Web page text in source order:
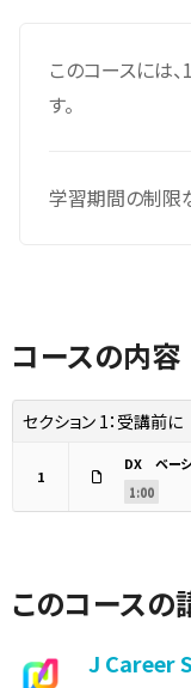
このコースには
す。
学習期間の制限
コースの内容
セクション 1： 受講前に
1
DX ベー
1:00
このコースの
J Career